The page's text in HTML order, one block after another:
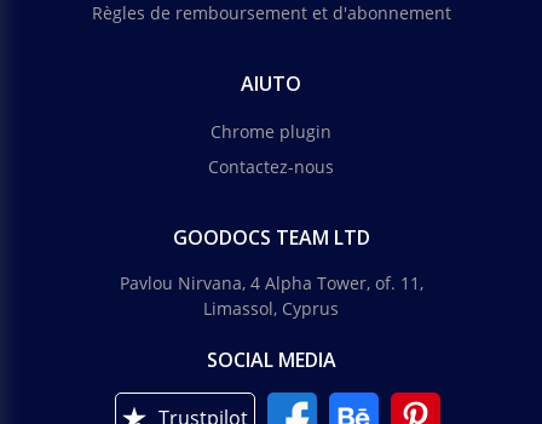
Règles de remboursement et d'abonnement
AIUTO
Chrome plugin
Contactez-nous
GOODOCS TEAM LTD
Pavlou Nirvana, 4 Alpha Tower, of. 11,
Limassol, Cyprus
SOCIAL MEDIA
Trustpilot